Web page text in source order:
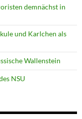
demnächst in
und Karlchen als
Wallenstein
NSU